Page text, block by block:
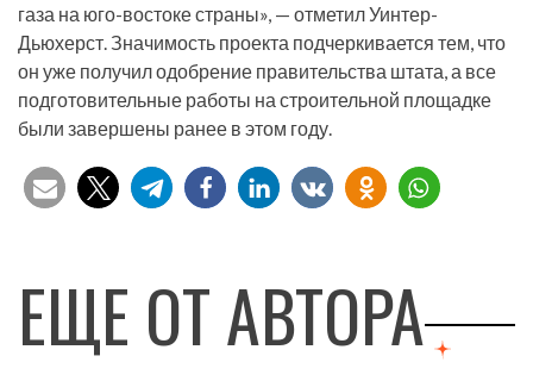
газа на юго-востоке страны», — отметил Уинтер-
Дьюхерст. Значимость проекта подчеркивается тем, что
он уже получил одобрение правительства штата, а все
подготовительные работы на строительной площадке
были завершены ранее в этом году.
ЕЩЕ ОТ АВТОРА